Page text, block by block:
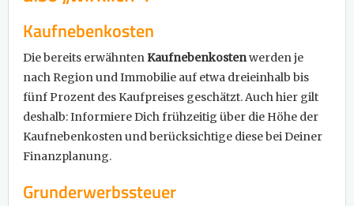
Kaufnebenkosten
Die bereits erwähntenKaufnebenkostenwerden je
nach Region und Immobilie auf etwa dreieinhalb bis
fünf Prozent des Kaufpreises geschätzt. Auch hier gilt
deshalb: Informiere Dich frühzeitig über die Höhe der
Kaufnebenkosten und berücksichtige diese bei Deiner
Finanzplanung.
Grunderwerbssteuer